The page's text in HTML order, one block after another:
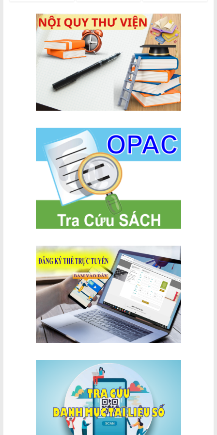
UAE tăng
trưởng
mạnh hai
tháng đầu
năm
nhưng
không mạnh